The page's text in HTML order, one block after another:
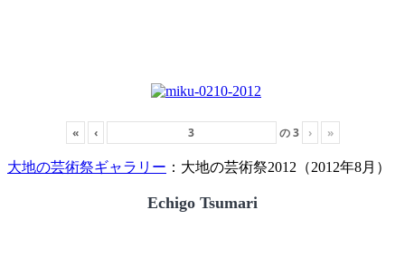
« ‹ の3 › »
大地の芸術祭ギャラリー ：大地の芸術祭2012（2012年8月）
Echigo Tsumari